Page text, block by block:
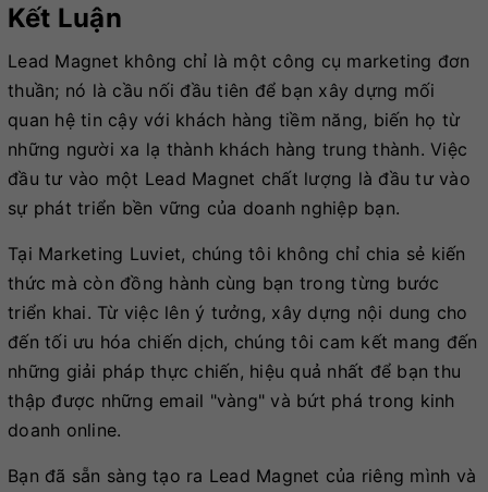
Kết Luận
Lead Magnet không chỉ là một công cụ marketing đơn
thuần; nó là cầu nối đầu tiên để bạn xây dựng mối
quan hệ tin cậy với khách hàng tiềm năng, biến họ từ
những người xa lạ thành khách hàng trung thành. Việc
đầu tư vào một Lead Magnet chất lượng là đầu tư vào
sự phát triển bền vững của doanh nghiệp bạn.
Tại Marketing Luviet, chúng tôi không chỉ chia sẻ kiến
thức mà còn đồng hành cùng bạn trong từng bước
triển khai. Từ việc lên ý tưởng, xây dựng nội dung cho
đến tối ưu hóa chiến dịch, chúng tôi cam kết mang đến
những giải pháp thực chiến, hiệu quả nhất để bạn thu
thập được những email "vàng" và bứt phá trong kinh
doanh online.
Bạn đã sẵn sàng tạo ra Lead Magnet của riêng mình và